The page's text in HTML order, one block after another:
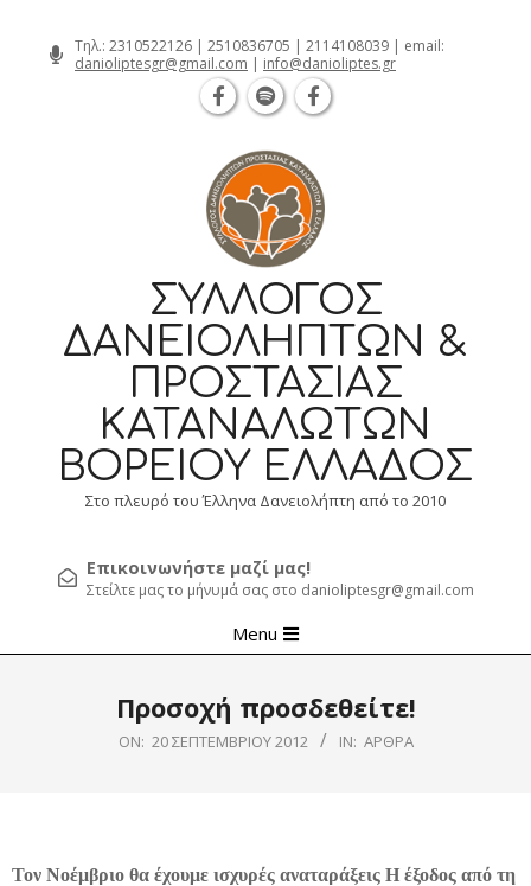
Τηλ.: 2310522126 | 2510836705 | 2114108039 | email:
danioliptesgr@gmail.com | info@danioliptes.gr
ΣΎΛΛΟΓΟΣ
ΔΑΝΕΙΟΛΗΠΤΏΝ &
ΠΡΟΣΤΑΣΊΑΣ
ΚΑΤΑΝΑΛΩΤΏΝ
ΒΟΡΕΊΟΥ ΕΛΛΆΔΟΣ
Στο πλευρό του Έλληνα Δανειολήπτη από το 2010
Επικοινωνήστε μαζί μας!
Στείλτε μας το μήνυμά σας στο danioliptesgr@gmail.com
Navigation
Menu
Προσοχή προσδεθείτε!
ON: 20 ΣΕΠΤΕΜΒΡΊΟΥ 2012 IN: ΆΡΘΡΑ
Τον Νοέμβριο θα έχουμε ισχυρές αναταράξεις Η έξοδος από τη